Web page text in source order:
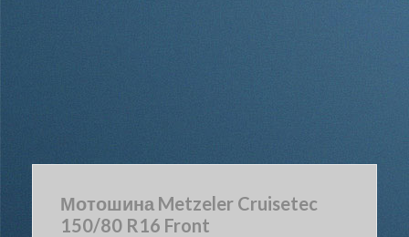
Мотошина Metzeler Cruisetec
150/80 R16 Front